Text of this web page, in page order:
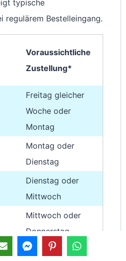
typische
regulärem Bestelleingang.
Voraussichtliche
Zustellung*
Freitag gleicher
Woche oder
Montag
Montag oder
Dienstag
Dienstag oder
Mittwoch
Mittwoch oder
Donnerstag
Donnerstag oder